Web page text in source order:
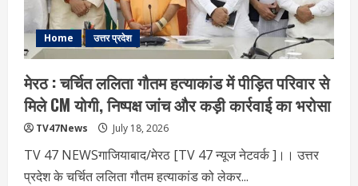
Home उत्तर प्रदेश
मेरठ : चर्चित ललिता गौतम हत्याकांड में पीड़ित परिवार से
मिले CM योगी, निष्पक्ष जांच और कड़ी कार्रवाई का भरोसा
TV47News July 18, 2026
TV 47 NEWSगाजियाबाद/मेरठ [TV 47 न्‍यूज नेटवर्क ]।। उत्तर
प्रदेश के चर्चित ललिता गौतम हत्याकांड को लेकर...